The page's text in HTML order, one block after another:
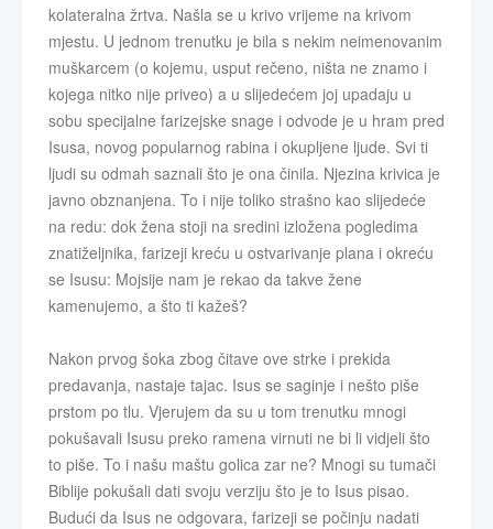
kolateralna žrtva. Našla se u krivo vrijeme na krivom
mjestu. U jednom trenutku je bila s nekim neimenovanim
muškarcem (o kojemu, usput rečeno, ništa ne znamo i
kojega nitko nije priveo) a u slijedećem joj upadaju u
sobu specijalne farizejske snage i odvode je u hram pred
Isusa, novog popularnog rabina i okupljene ljude. Svi ti
ljudi su odmah saznali što je ona činila. Njezina krivica je
javno obznanjena. To i nije toliko strašno kao slijedeće
na redu: dok žena stoji na sredini izložena pogledima
znatiželjnika, farizeji kreću u ostvarivanje plana i okreću
se Isusu: Mojsije nam je rekao da takve žene
kamenujemo, a što ti kažeš?
Nakon prvog šoka zbog čitave ove strke i prekida
predavanja, nastaje tajac. Isus se saginje i nešto piše
prstom po tlu. Vjerujem da su u tom trenutku mnogi
pokušavali Isusu preko ramena virnuti ne bi li vidjeli što
to piše. To i našu maštu golica zar ne? Mnogi su tumači
Biblije pokušali dati svoju verziju što je to Isus pisao.
Budući da Isus ne odgovara, farizeji se počinju nadati